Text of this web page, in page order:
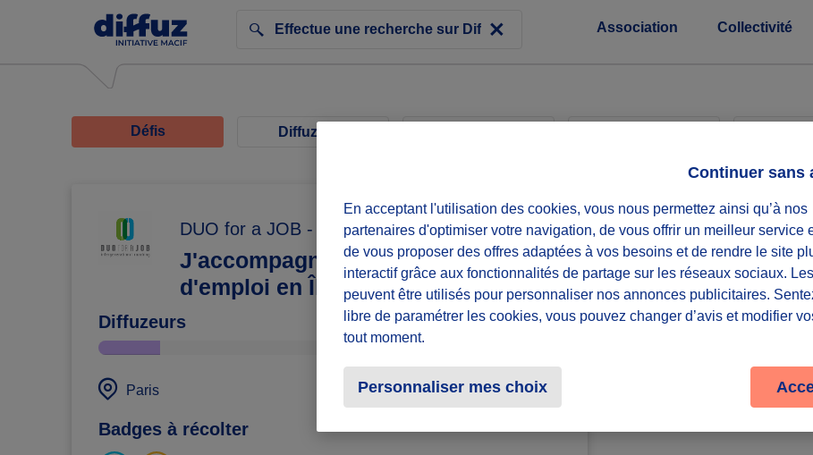
Association Collectivité
Défis Diffuzeurs
DUO for a JOB - Paris
J'accompagne un jeune demandeur
d'emploi en Île-de-France
Diffuzeurs 15 souhaités
Paris défi récurrent
Badges à récolter
En acceptant l'utilisation des cookies, vous nous permettez ainsi qu’à nos
partenaires d'optimiser votre navigation, de vous offrir un meilleur service
de vous proposer des offres adaptées à vos besoins et de rendre le site
interactif grâce aux fonctionnalités de partage sur les réseaux sociaux.
peuvent être utilisés pour personnaliser nos annonces publicitaires.
libre de paramétrer les cookies, vous pouvez changer d’avis et modifier
tout moment.
Personnaliser mes choix
Continuer sans